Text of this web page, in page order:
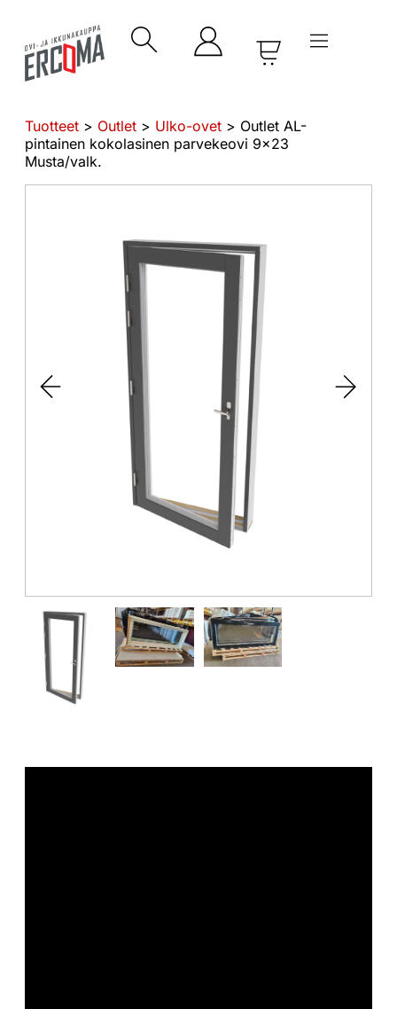
Tuotteet > Outlet > Ulko-ovet > Outlet AL-
pintainen kokolasinen parvekeovi 9×23
Musta/valk.